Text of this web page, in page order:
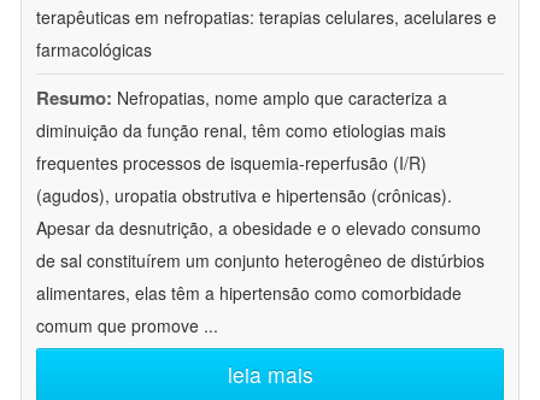
terapêuticas em nefropatias: terapias celulares, acelulares e
farmacológicas
Resumo: Nefropatias, nome amplo que caracteriza a
diminuição da função renal, têm como etiologias mais
frequentes processos de isquemia-reperfusão (I/R)
(agudos), uropatia obstrutiva e hipertensão (crônicas).
Apesar da desnutrição, a obesidade e o elevado consumo
de sal constituírem um conjunto heterogêneo de distúrbios
alimentares, elas têm a hipertensão como comorbidade
comum que promove ...
leia mais